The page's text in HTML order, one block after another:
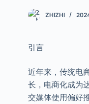
ZHIZHI
引言
近年来，传统电
长，电商化成为
交媒体使用偏好